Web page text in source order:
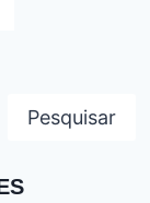
Pesquisar